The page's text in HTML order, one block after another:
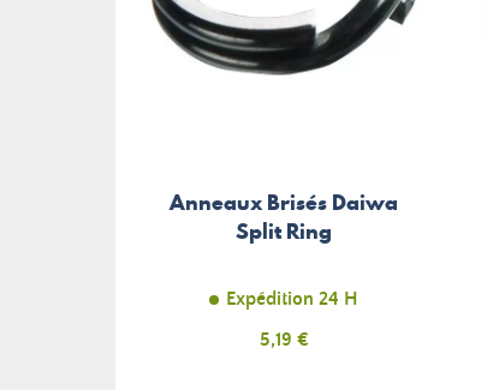
Anneaux Brisés Daiwa
Split Ring
Expédition 24 H
Prix
5,19 €